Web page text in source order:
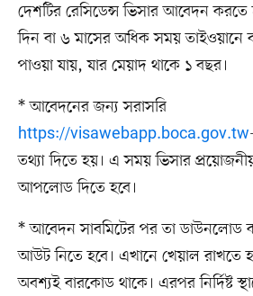
দেশটির রেসিডেন্স ভিসার আবেদন
দিন বা ৬ মাসের অধিক সময় তাইওয়ানে
পাওয়া যায়, যার মেয়াদ থাকে ১ বছর।
* আবেদনের জন্য সরাসরি
https://visawebapp.boca.gov.tw
তথ্যা দিতে হয়। এ সময় ভিসার প্রয়োজনীয়
আপলোড দিতে হবে।
* আবেদন সাবমিটের পর তা ডাউনলোড
আউট নিতে হবে। এখানে খেয়াল রাখতে
অবশ্যই বারকোড থাকে। এরপর নির্দিষ্ট